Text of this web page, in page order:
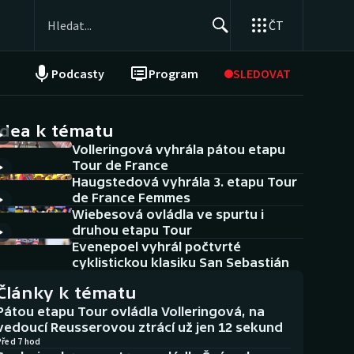
ČT
Podcasty Program SLEDOVAT
NEPŘEHLÉDNĚTE
Historické návraty
Aplikace ČT sport
AZ kvíz
k tématu
Volleringová vyhrála pátou etapu
Tour de France
Haugstedová vyhrála 3. etapu Tour
de France Femmes
Wiebesová ovládla ve spurtu i
druhou etapu Tour
Evenepoel vyhrál počtvrté
cyklistickou klasiku San Sebastián
k tématu
etapu Tour ovládla Volleringová, na
Reusserovou ztrácí už jen 12 sekund
7 hod